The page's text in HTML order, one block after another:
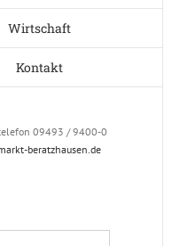
Wirtschaft
Kontakt
09493 / 9400-0
beratzhausen.de